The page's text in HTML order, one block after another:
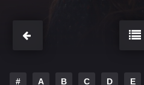
Alfonso Herrera
# A B C D E